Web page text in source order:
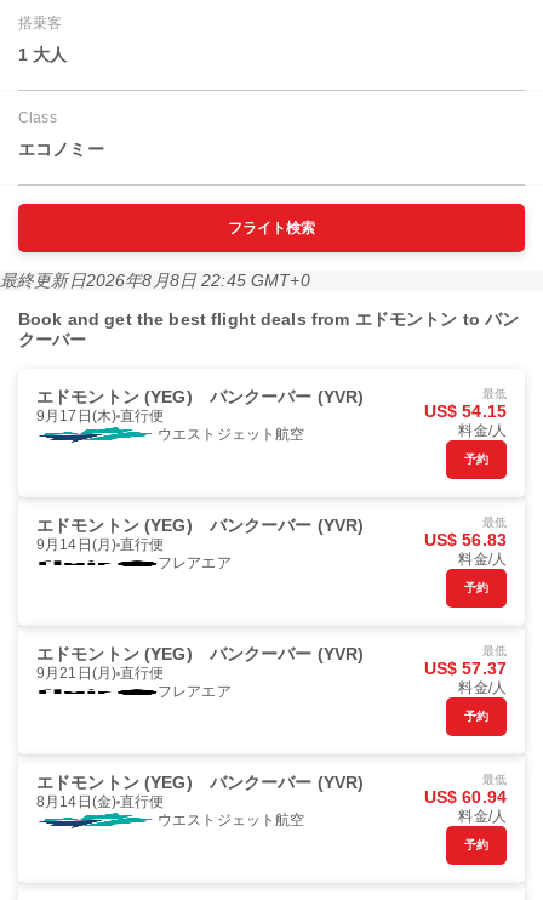
搭乗客
1 大人
Class
エコノミー
フライト検索
最終更新日2026年8月8日 22:45 GMT+0
Book and get the best flight deals from エドモントン to バン
クーバー
エドモントン (YEG) バンクーバー (YVR)
9月17日(木) 直行便
ウエストジェット航空
最低
US$ 54.15
料金/人
予約
エドモントン (YEG) バンクーバー (YVR)
9月14日(月) 直行便
フレアエア
最低
US$ 56.83
料金/人
予約
エドモントン (YEG) バンクーバー (YVR)
9月21日(月) 直行便
フレアエア
最低
US$ 57.37
料金/人
予約
エドモントン (YEG) バンクーバー (YVR)
8月14日(金) 直行便
ウエストジェット航空
最低
US$ 60.94
料金/人
予約